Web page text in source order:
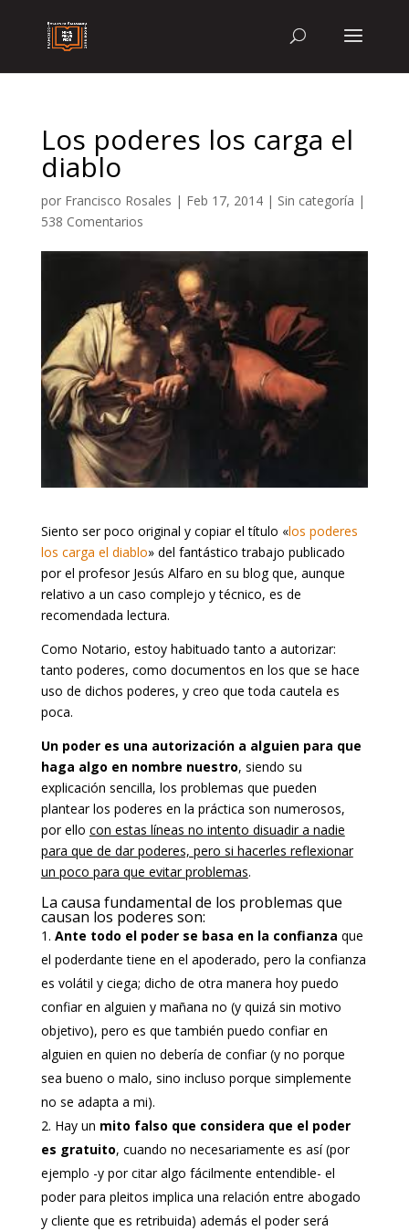
Los poderes los carga el
diablo
por Francisco Rosales | Feb 17, 2014| Sin categoría |
538 Comentarios
Siento ser poco original y copiar el título «los poderes
los carga el diablo» del fantástico trabajo publicado
por el profesor Jesús Alfaro en su blog que, aunque
relativo a un caso complejo y técnico, es de
recomendada lectura.
Como Notario, estoy habituado tanto a autorizar:
tanto poderes, como documentos en los que se hace
uso de dichos poderes, y creo que toda cautela es
poca.
Un poder es una autorización a alguien para que
haga algo en nombre nuestro, siendo su
explicación sencilla, los problemas que pueden
plantear los poderes en la práctica son numerosos,
por ello con estas líneas no intento disuadir a nadie
para que de dar poderes, pero si hacerles reflexionar
un poco para que evitar problemas.
La causa fundamental de los problemas que
causan los poderes son:
Ante todo el poder se basa en la confianza que
el poderdante tiene en el apoderado, pero la confianza
es volátil y ciega; dicho de otra manera hoy puedo
confiar en alguien y mañana no (y quizá sin motivo
objetivo), pero es que también puedo confiar en
alguien en quien no debería de confiar (y no porque
sea bueno o malo, sino incluso porque simplemente
no se adapta a mi).
Hay un mito falso que considera que el poder
es gratuito, cuando no necesariamente es así (por
ejemplo -y por citar algo fácilmente entendible- el
poder para pleitos implica una relación entre abogado
y cliente que es retribuida) además el poder será